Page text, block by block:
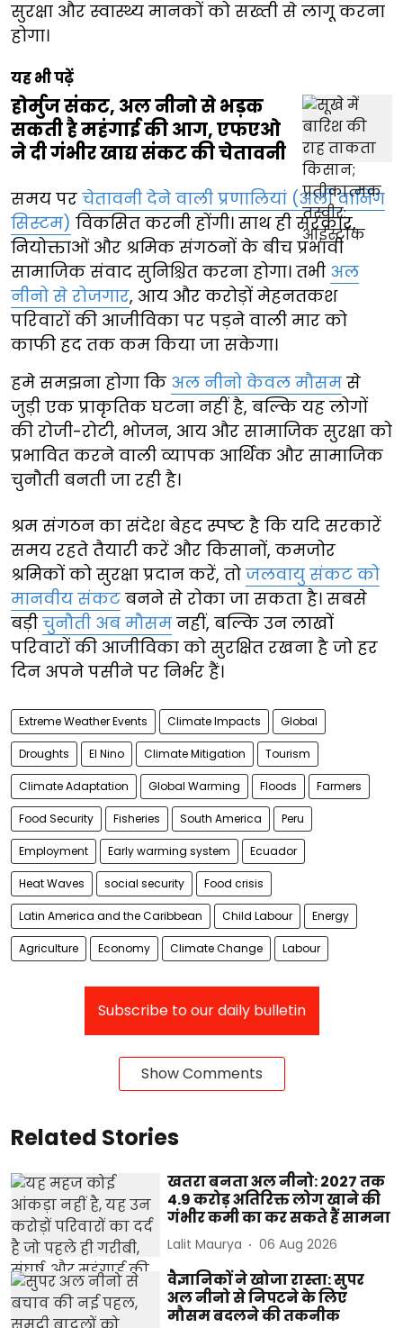
सुरक्षा और स्वास्थ्य मानकों को सख्ती से लागू करना
होगा।
यह भी पढ़ें
होर्मुज संकट, अल नीनो से भड़क
सकती है महंगाई की आग, एफएओ
ने दी गंभीर खाद्य संकट की चेतावनी
समय पर चेतावनी देने वाली प्रणालियां (अर्ली वार्निंग
सिस्टम) विकसित करनी होंगी। साथ ही सरकार,
नियोक्ताओं और श्रमिक संगठनों के बीच प्रभावी
सामाजिक संवाद सुनिश्चित करना होगा। तभी अल
नीनो से रोजगार, आय और करोड़ों मेहनतकश
परिवारों की आजीविका पर पड़ने वाली मार को
काफी हद तक कम किया जा सकेगा।
हमे समझना होगा कि अल नीनो केवल मौसम से
जुड़ी एक प्राकृतिक घटना नहीं है, बल्कि यह लोगों
की रोजी-रोटी, भोजन, आय और सामाजिक सुरक्षा को
प्रभावित करने वाली व्यापक आर्थिक और सामाजिक
चुनौती बनती जा रही है।
श्रम संगठन का संदेश बेहद स्पष्ट है कि यदि सरकारें
समय रहते तैयारी करें और किसानों, कमजोर
श्रमिकों को सुरक्षा प्रदान करें, तो जलवायु संकट को
मानवीय संकट बनने से रोका जा सकता है। सबसे
बड़ी चुनौती अब मौसम नहीं, बल्कि उन लाखों
परिवारों की आजीविका को सुरक्षित रखना है जो हर
दिन अपने पसीने पर निर्भर हैं।
Extreme Weather Events Climate Impacts Global
Droughts El Nino Climate Mitigation Tourism
Climate Adaptation Global Warming Floods Farmers
Food Security Fisheries South America Peru
Employment Early warming system Ecuador
Heat Waves social security Food crisis
Latin America and the Caribbean Child Labour Energy
Agriculture Economy Climate Change Labour
Subscribe to our daily bulletin
Show Comments
Related Stories
खतरा बनता अल नीनो: 2027 तक
4.9 करोड़ अतिरिक्त लोग खाने की
गंभीर कमी का कर सकते हैं सामना
Lalit Maurya 06 Aug 2026
वैज्ञानिकों ने खोजा रास्ता: सुपर
अल नीनो से निपटने के लिए
मौसम बदलने की तकनीक